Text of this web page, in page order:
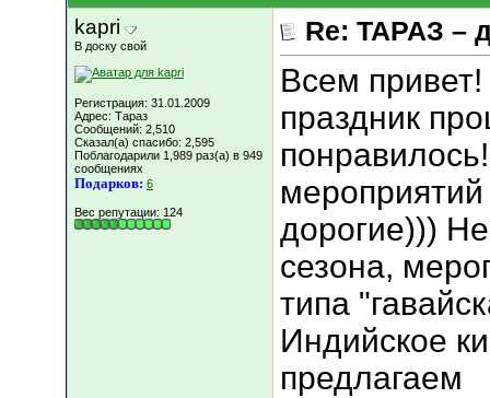
kapri
В доску свой
Регистрация: 31.01.2009
Адрес: Тараз
Сообщений: 2,510
Сказал(а) спасибо: 2,595
Поблагодарили 1,989 раз(а) в 949
сообщениях
Подарков: 6
Вес репутации: 124
Re: ТАРАЗ –
Всем
праздник
дорогие)))
сезона,
типа
Индийское
предлагаем